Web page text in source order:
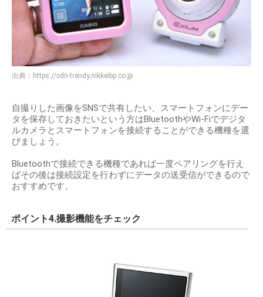
出典： https://cdn-trendy.nikkeibp.co.jp
自撮りした画像をSNSで共有したい、スマートフォンにデー
タを保存しておきたいという方はBluetoothやWi-Fiでデジタ
ルカメラとスマートフォンを接続することができる機種を選
びましょう。
Bluetoothで接続できる機種であれば一度ペアリングを行え
ばその後は接続設定を行わずにデータの送受信ができるので
おすすめです。
ポイント4.撮影機能をチェック